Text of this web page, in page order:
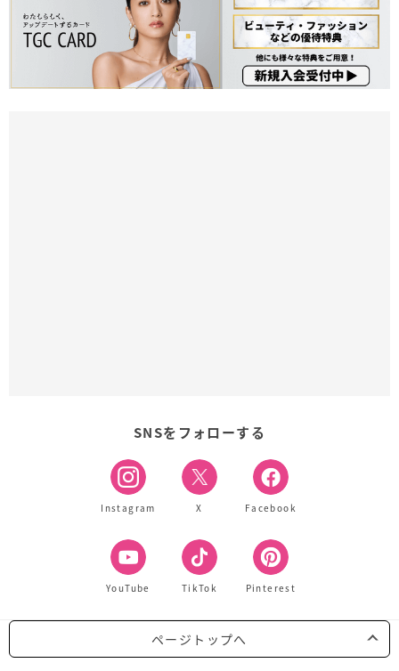
SNSをフォローする
Instagram X Facebook
YouTube TikTok Pinterest
ページトップへ